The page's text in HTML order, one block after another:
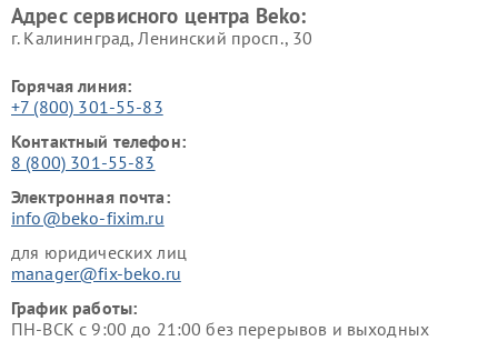
Адрес сервисного центра Beko:
г. Калининград, Ленинский просп., 30
Горячая линия:
+7 (800) 301-55-83
Контактный телефон:
8 (800) 301-55-83
Электронная почта:
info@beko-fixim.ru
для юридических лиц
manager@fix-beko.ru
График работы:
ПН-ВСК с 9:00 до 21:00 без перерывов и выходных